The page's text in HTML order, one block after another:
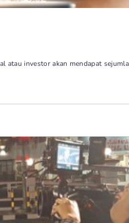
atau investor akan mendapat